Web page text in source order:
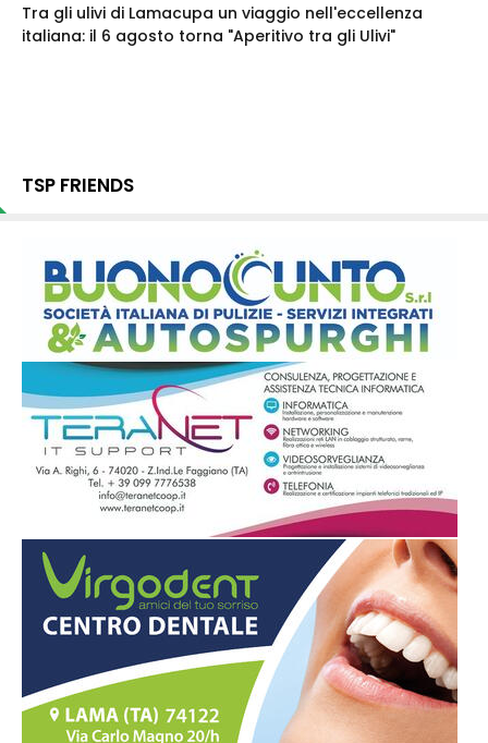
Tra gli ulivi di Lamacupa un viaggio nell'eccellenza
italiana: il 6 agosto torna "Aperitivo tra gli Ulivi"
TSP FRIENDS